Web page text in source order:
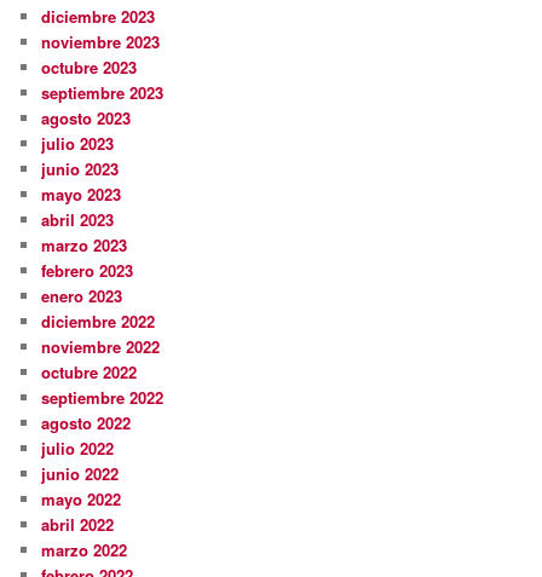
diciembre 2023
noviembre 2023
octubre 2023
septiembre 2023
agosto 2023
julio 2023
junio 2023
mayo 2023
abril 2023
marzo 2023
febrero 2023
enero 2023
diciembre 2022
noviembre 2022
octubre 2022
septiembre 2022
agosto 2022
julio 2022
junio 2022
mayo 2022
abril 2022
marzo 2022